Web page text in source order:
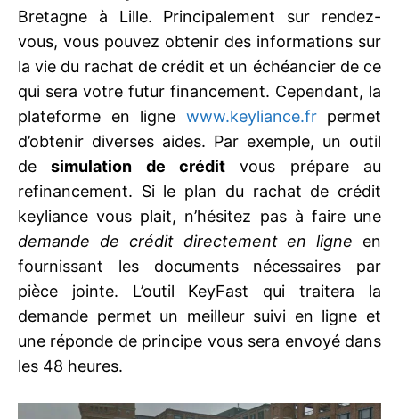
Bretagne à Lille. Principalement sur rendez-
vous, vous pouvez obtenir des informations sur
la vie du rachat de crédit et un échéancier de ce
qui sera votre futur financement. Cependant, la
plateforme en ligne www.keyliance.frpermet
d’obtenir diverses aides. Par exemple, un outil
desimulation de crédit vous prépare au
refinancement. Si le plan du rachat de crédit
keyliance vous plait, n’hésitez pas à faire une
demande de crédit directement en ligne en
fournissant les documents nécessaires par
pièce jointe. L’outil KeyFast qui traitera la
demande permet un meilleur suivi en ligne et
une réponde de principe vous sera envoyé dans
les 48 heures.